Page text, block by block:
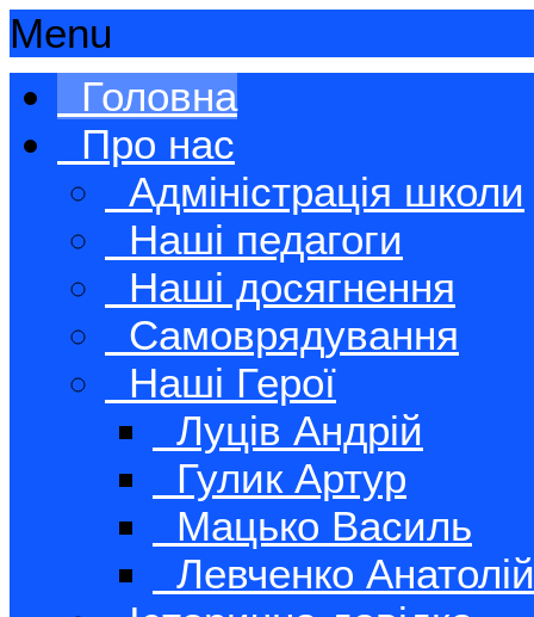
Menu
Головна
Про нас
Адміністрація школи
Наші педагоги
Наші досягнення
Самоврядування
Наші Герої
Луців Андрій
Гулик Артур
Мацько Василь
Левченко Анатолій